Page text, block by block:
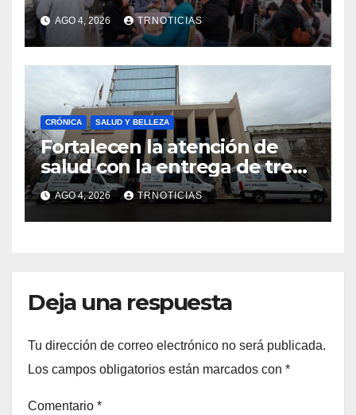
economía local con positivo
impacto en la hotelería y el
emprendimiento
AGO 4, 2026 TRNOTICIAS
CRÓNICA SALUD Y BELLEZA
Fortalecen la atención de
salud con la entrega de tres
nuevas ambulancias para
Cauquenes y Sagrada Familia
AGO 4, 2026 TRNOTICIAS
Deja una respuesta
Tu dirección de correo electrónico no será publicada.
Los campos obligatorios están marcados con *
Comentario *